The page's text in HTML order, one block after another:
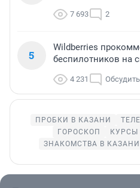
7 693 2
5
Wildberries
беспилотников на
4 231 Обсудить
ПРОБКИ В КАЗАНИ
ГОРОСКОП
КУРСЫ
ЗНАКОМСТВА В КАЗАНИ